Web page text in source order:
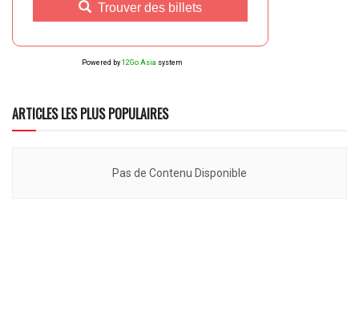
Trouver des billets
Powered by 12Go Asia system
ARTICLES LES PLUS POPULAIRES
Pas de Contenu Disponible